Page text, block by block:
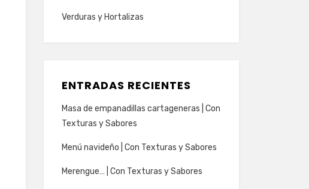
Verduras y Hortalizas
ENTRADAS RECIENTES
Masa de empanadillas cartageneras | Con
Texturas y Sabores
Menú navideño | Con Texturas y Sabores
Merengue… | Con Texturas y Sabores